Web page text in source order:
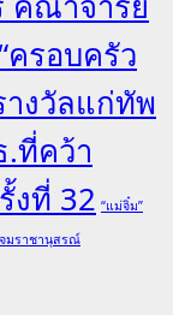
รอบครัว
างวัลแก่ทัพ
ที่คว้า
งที่ 32 “แม่จิ๋ม”
มราชานุสรณ์